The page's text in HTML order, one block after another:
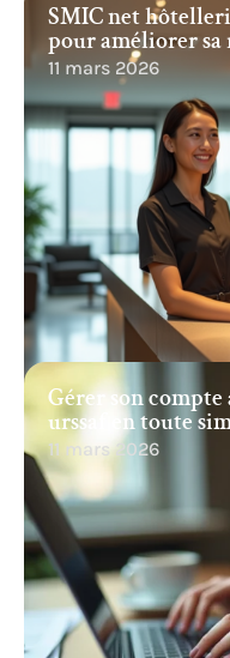
SMIC net
pour améliorer
11 mars 2026
Gérer son
urssaf en toute
11 mars 2026